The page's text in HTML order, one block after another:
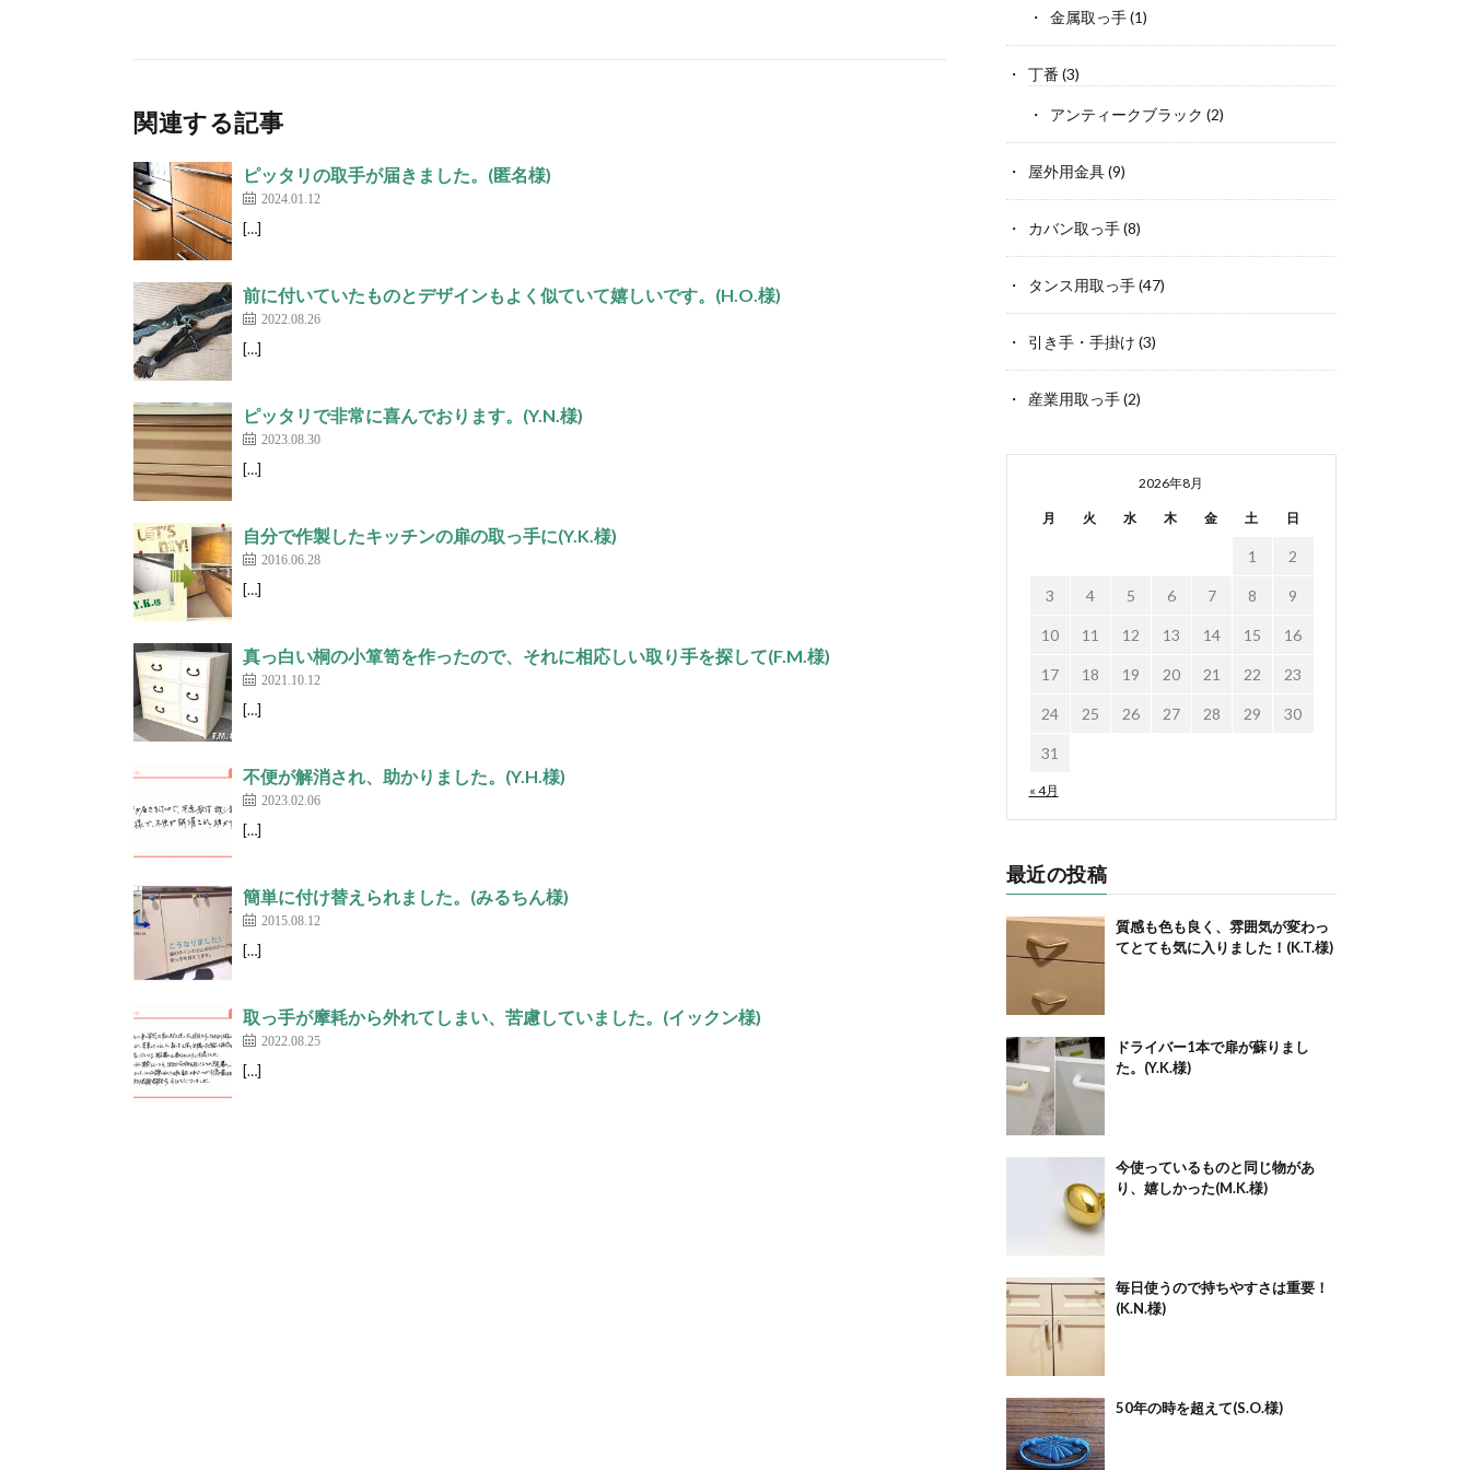
関連する記事
ピッタリの取手が届きました。(匿名様)
2024.01.12
[…]
前に付いていたものとデザインもよく似ていて嬉しいです。(H.O.様)
2022.08.26
[…]
ピッタリで非常に喜んでおります。(Y.N.様)
2023.08.30
[…]
自分で作製したキッチンの扉の取っ手に(Y.K.様)
2016.06.28
[…]
真っ白い桐の小箪笥を作ったので、それに相応しい取り手を探して(F.M.様)
2021.10.12
[…]
不便が解消され、助かりました。(Y.H.様)
2023.02.06
[…]
簡単に付け替えられました。(みるちん様)
2015.08.12
[…]
取っ手が摩耗から外れてしまい、苦慮していました。(イックン様)
2022.08.25
[…]
金属取っ手(1)
丁番 (3)
アンティークブラック (2)
屋外用金具(9)
カバン取っ手(8)
タンス用取っ手(47)
引き手・手掛け (3)
産業用取っ手(2)
2026年8月
月 火 水 木 金 土 日
« 4月
1 2
3 4 5 6 7 8 9
10 11 12 13 14 15 16
17 18 19 20 21 22 23
24 25 26 27 28 29 30
31
最近の投稿
質感も色も良く、雰囲気が変わっ
てとても気に入りました！(K.T.様)
ドライバー1本で扉が蘇りまし
た。(Y.K.様)
今使っているものと同じ物があ
り、嬉しかった(M.K.様)
毎日使うので持ちやすさは重要！
(K.N.様)
50年の時を超えて(S.O.様)